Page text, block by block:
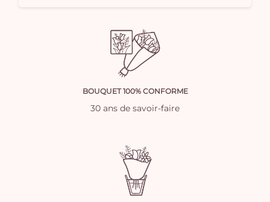
BOUQUET 100% CONFORME
30 ans de savoir-faire